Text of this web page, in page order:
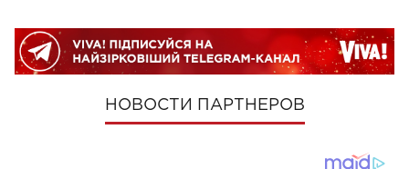
НОВОСТИ ПАРТНЕРОВ